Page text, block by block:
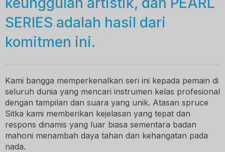
SERIES adalah hasil dari
komitmen ini.
Kami bangga memperkenalkan seri ini kepada pemain di
seluruh dunia yang mencari instrumen kelas profesional
dengan tampilan dan suara yang unik. Atasan spruce
Sitka kami memberikan kejelasan yang tepat dan
respons dinamis yang luar biasa sementara badan
mahoni menambah daya tahan dan kehangatan pada
nada.